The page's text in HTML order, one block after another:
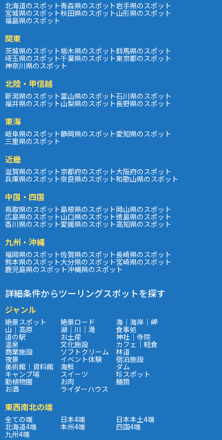
北海道のスポット青森県のスポット岩手県のスポット
宮城県のスポット秋田県のスポット山形県のスポット
福島県のスポット
関東
茨城県のスポット栃木県のスポット群馬県のスポット
埼玉県のスポット千葉県のスポット東京都のスポット
神奈川県のスポット
北陸・甲信越
新潟県のスポット富山県のスポット石川県のスポット
福井県のスポット山梨県のスポット長野県のスポット
東海
岐阜県のスポット静岡県のスポット愛知県のスポット
三重県のスポット
近畿
滋賀県のスポット京都府のスポット大阪府のスポット
兵庫県のスポット奈良県のスポット和歌山県のスポット
中国・四国
鳥取県のスポット島根県のスポット岡山県のスポット
広島県のスポット山口県のスポット徳島県のスポット
香川県のスポット愛媛県のスポット高知県のスポット
九州・沖縄
福岡県のスポット佐賀県のスポット長崎県のスポット
熊本県のスポット大分県のスポット宮崎県のスポット
鹿児島県のスポット沖縄県のスポット
詳細条件からツーリングスポットを探す
ジャンル
絶景スポット 絶景ロード 海｜海岸｜岬
山｜高原 湖｜川｜滝 食事処
道の駅 お土産 神社｜寺院
温泉 文化施設 カフェ｜軽食
商業施設 ソフトクリーム 林道
夜景 イベント体験 宿泊施設
美術館｜資料館 海鮮 ダム
キャンプ場 スイーツ 珍スポット
動植物園 お肉 麺類
お酒 ライダーハウス
東西南北の端
全ての端 日本4端 日本本土4端
北海道4端 本州4端 四国4端
九州4端